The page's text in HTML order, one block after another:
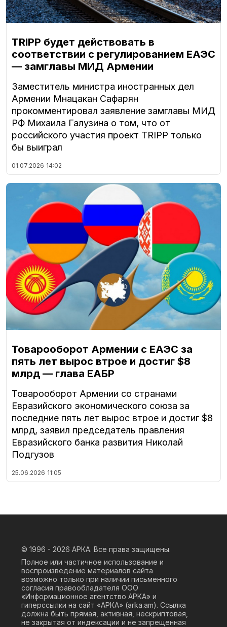
TRIPP будет действовать в
соответствии с регулированием ЕАЭС
— замглавы МИД Армении
Заместитель министра иностранных дел
Армении Мнацакан Сафарян
прокомментировал заявление замглавы МИД
РФ Михаила Галузина о том, что от
российского участия проект TRIPP только
бы выиграл
01.07.2026 14:02
Товарооборот Армении с ЕАЭС за
пять лет вырос втрое и достиг $8
млрд — глава ЕАБР
Товарооборот Армении со странами
Евразийского экономического союза за
последние пять лет вырос втрое и достиг $8
млрд, заявил председатель правления
Евразийского банка развития Николай
Подгузов
25.06.2026 11:05
© 1996 - 2026 АРКА. Все права защищены.
Полное или частичное использование и
воспроизведение материалов сайта
возможно только при наличии письменного
согласия правообладателя ООО
«Информационное агентство АРКА» и
гиперссылки на сайт «АРКА» (arka.am). Ссылка
должна быть прямая, активная, нескриптовая,
не закрытая от индексации и не запрещенная